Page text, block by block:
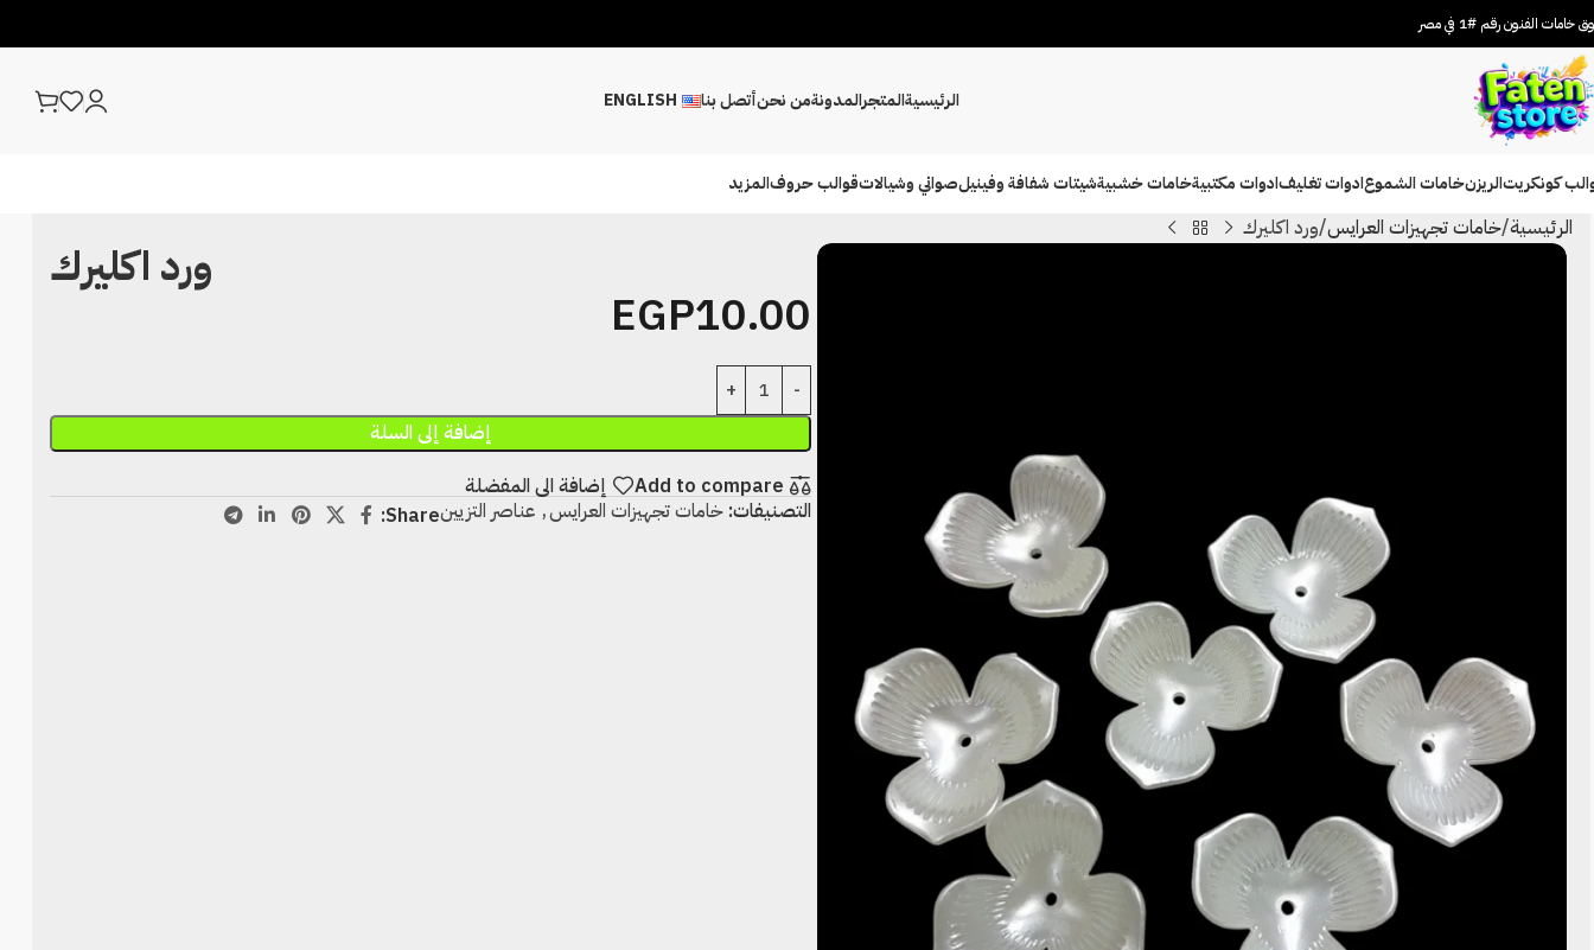
خامات الفنون رقم #1 في مصر
الرئيسيةالمتجرالمدونةمن نحنأتصل بنا ENGLISH
كونكريتالريزنخامات الشموعادوات تغليفادوات مكتبيةخامات خشبيةشيتات شفافة وفينيلصواني وشيالاتقوالب حروفالمزيد
الرئيسية خامات تجهيزات العرايس ورد اكليرك
ورد اكليرك
EGP10.00
إضافة إلى السلة
Add to compare
إضافة الى المفضلة
التصنيفات: خامات تجهيزات العرايس, عناصر التزيينShare: